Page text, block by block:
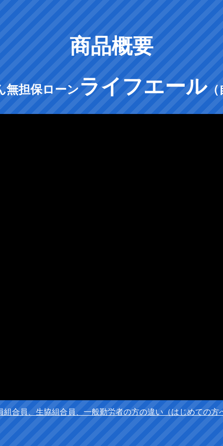
商品概要
無担保ローン ライフエール（
組合員、生協組合員、一般勤労者の方の違い（はじめての方